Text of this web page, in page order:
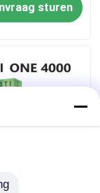
sturen
PODS -